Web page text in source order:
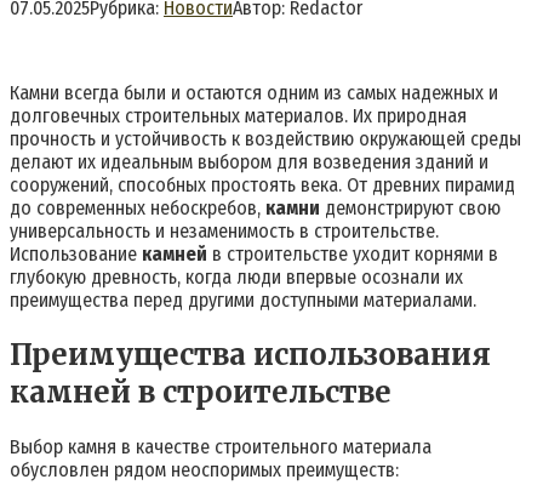
07.05.2025Рубрика: НовостиАвтор: Redactor
Камни всегда были и остаются одним из самых надежных и
долговечных строительных материалов. Их природная
прочность и устойчивость к воздействию окружающей среды
делают их идеальным выбором для возведения зданий и
сооружений, способных простоять века. От древних пирамид
до современных небоскребов, камни демонстрируют свою
универсальность и незаменимость в строительстве.
Использование камней в строительстве уходит корнями в
глубокую древность, когда люди впервые осознали их
преимущества перед другими доступными материалами.
Преимущества использования
камней в строительстве
Выбор камня в качестве строительного материала
обусловлен рядом неоспоримых преимуществ: